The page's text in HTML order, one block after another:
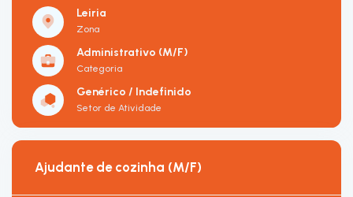
Leiria
Zona
Administrativo (M/F)
Categoria
Genérico / Indefinido
Setor de Atividade
Ajudante de cozinha (M/F)